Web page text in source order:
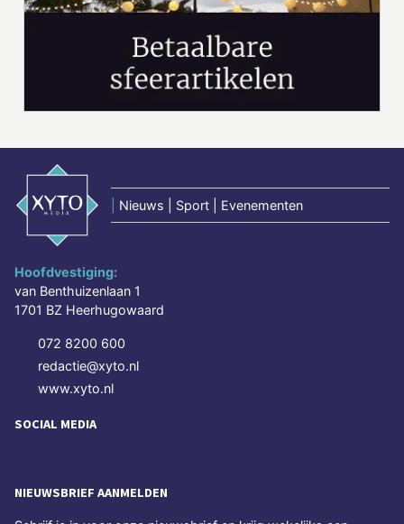
Nieuws | Sport | Evenementen
Hoofdvestiging:
van Benthuizenlaan 1
1701 BZ Heerhugowaard
072 8200 600
redactie@xyto.nl
www.xyto.nl
SOCIAL MEDIA
NIEUWSBRIEF AANMELDEN